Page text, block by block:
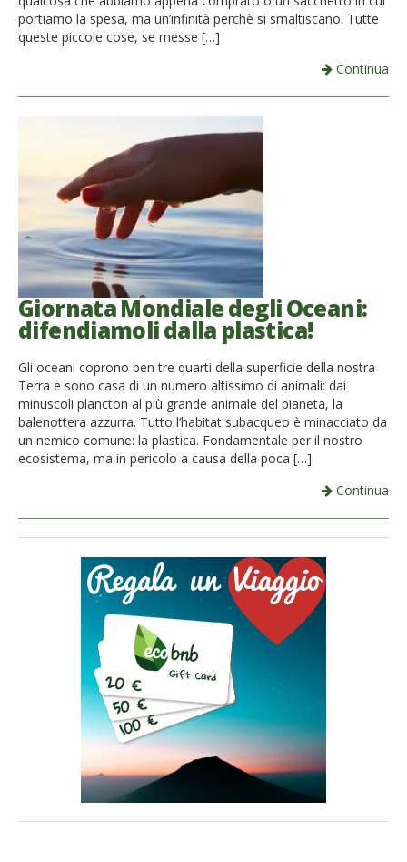
portiamo la spesa, ma un’infinità perchè si smaltiscano. Tutte
queste piccole cose, se messe […]
Continua
Giornata Mondiale degli Oceani:
difendiamoli dalla plastica!
Gli oceani coprono ben tre quarti della superficie della nostra
Terra e sono casa di un numero altissimo di animali: dai
minuscoli plancton al più grande animale del pianeta, la
balenottera azzurra. Tutto l’habitat subacqueo è minacciato da
un nemico comune: la plastica. Fondamentale per il nostro
ecosistema, ma in pericolo a causa della poca […]
Continua